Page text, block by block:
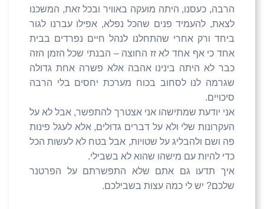
הרבה, כעסנו, היתה מועקה באוויר ובכל זאת, המשכנו
לצאת, להעמיד פנים שהכל נפלא, אפילו עברנו לגור
ביחד ורק אחרי שהתחלנו לנהל חיים נפרדים בבית
אחד כי אף אחד לא זז החוצה – הבנתי שכל הזמן הזה
כבר לא היתה בינינו אהבה אלא פשרה אחת גדולה
שגרמה לנו לסחוב בכוח מערכת יחסים בלי הרבה
סיכויים.
אני יודעת שמתישהו אני אצטרך להתפשר, אבל לא על
העקרונות שלי ולא על דברים גדולים, אלא לעגל פינות
פה ושם ולהבליג על שטויות, אבל בטח לא לעשות הכל
כדי להיות עם מישהו שהוא לא בשבילי.
איך תדעו גם אתם שלא התפשרתם על הפרטנר
שלכם? יש לי כמה עצות בשבילכם.